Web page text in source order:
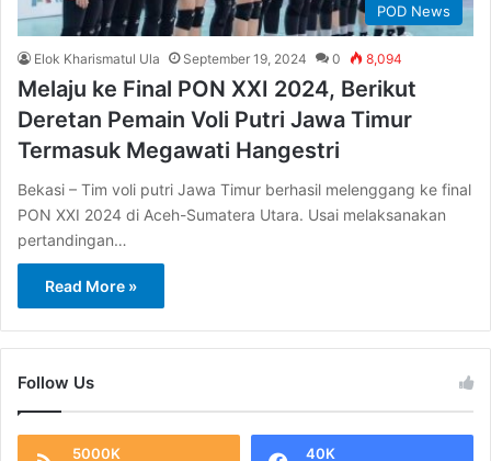
POD News
Elok Kharismatul Ula September 19, 2024 0 8,094
Melaju ke Final PON XXI 2024, Berikut
Deretan Pemain Voli Putri Jawa Timur
Termasuk Megawati Hangestri
Bekasi – Tim voli putri Jawa Timur berhasil melenggang ke final
PON XXI 2024 di Aceh-Sumatera Utara. Usai melaksanakan
pertandingan…
Read More »
Follow Us
5000K 40K